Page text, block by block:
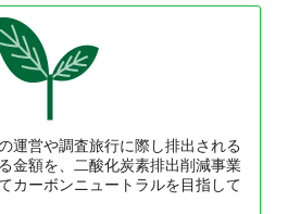
運営や調査旅行に際し排出される
金額を、二酸化炭素排出削減事業
カーボンニュートラルを目指して